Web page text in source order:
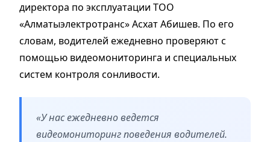
директора по эксплуатации ТОО
«Алматыэлектротранс» Асхат Абишев. По его
словам, водителей ежедневно проверяют с
помощью видеомониторинга и специальных
систем контроля сонливости.
«У нас ежедневно ведется
видеомониторинг поведения водителей.